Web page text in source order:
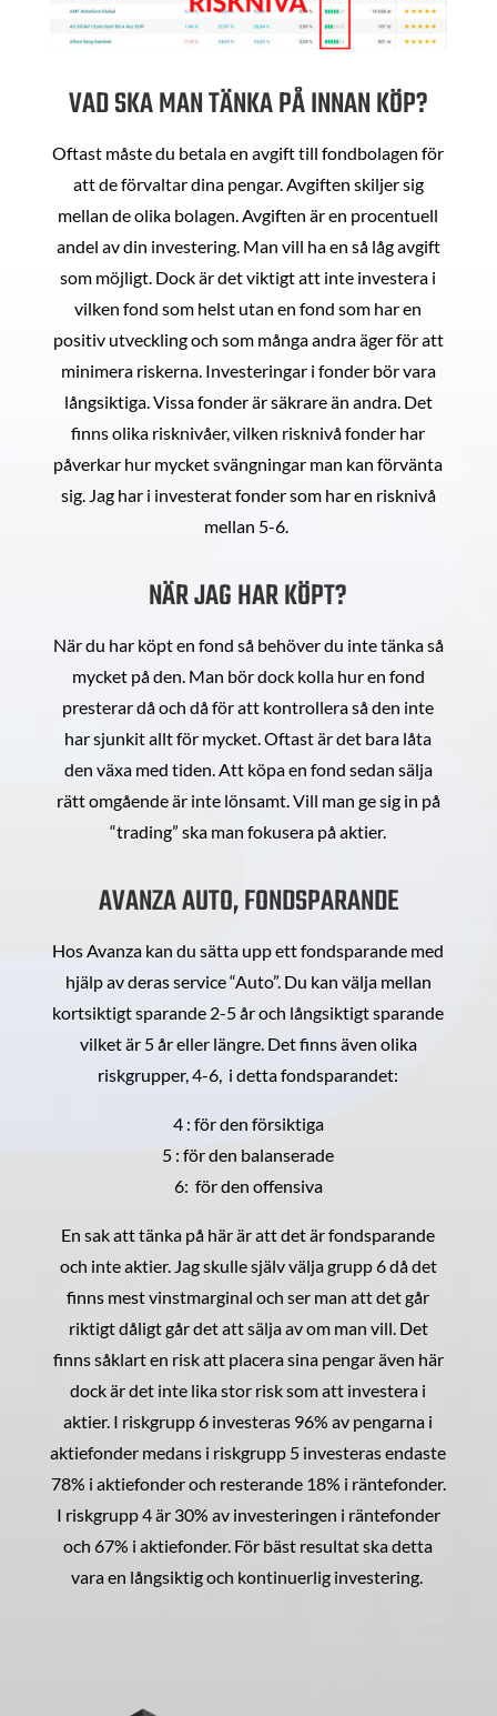
VAD SKA MAN TÄNKA PÅ INNAN KÖP?
Oftast måste du betala en avgift till fondbolagen för
att de förvaltar dina pengar. Avgiften skiljer sig
mellan de olika bolagen. Avgiften är en procentuell
andel av din investering. Man vill ha en så låg avgift
som möjligt. Dock är det viktigt att inte investera i
vilken fond som helst utan en fond som har en
positiv utveckling och som många andra äger för att
minimera riskerna. Investeringar i fonder bör vara
långsiktiga. Vissa fonder är säkrare än andra. Det
finns olika risknivåer, vilken risknivå fonder har
påverkar hur mycket svängningar man kan förvänta
sig. Jag har i investerat fonder som har en risknivå
mellan 5-6.
NÄR JAG HAR KÖPT?
När du har köpt en fond så behöver du inte tänka så
mycket på den. Man bör dock kolla hur en fond
presterar då och då för att kontrollera så den inte
har sjunkit allt för mycket. Oftast är det bara låta
den växa med tiden. Att köpa en fond sedan sälja
rätt omgående är inte lönsamt. Vill man ge sig in på
“trading” ska man fokusera på aktier.
AVANZA AUTO, FONDSPARANDE
Hos Avanza kan du sätta upp ett fondsparande med
hjälp av deras service “Auto”. Du kan välja mellan
kortsiktigt sparande 2-5 år och långsiktigt sparande
vilket är 5 år eller längre. Det finns även olika
riskgrupper, 4-6, i detta fondsparandet:
4 : för den försiktiga
5 : för den balanserade
6: för den offensiva
En sak att tänka på här är att det är fondsparande
och inte aktier. Jag skulle själv välja grupp 6 då det
finns mest vinstmarginal och ser man att det går
riktigt dåligt går det att sälja av om man vill. Det
finns såklart en risk att placera sina pengar även här
dock är det inte lika stor risk som att investera i
aktier. I riskgrupp 6 investeras 96% av pengarna i
aktiefonder medans i riskgrupp 5 investeras endaste
78% i aktiefonder och resterande 18% i räntefonder.
I riskgrupp 4 är 30% av investeringen i räntefonder
och 67% i aktiefonder. För bäst resultat ska detta
vara en långsiktig och kontinuerlig investering.